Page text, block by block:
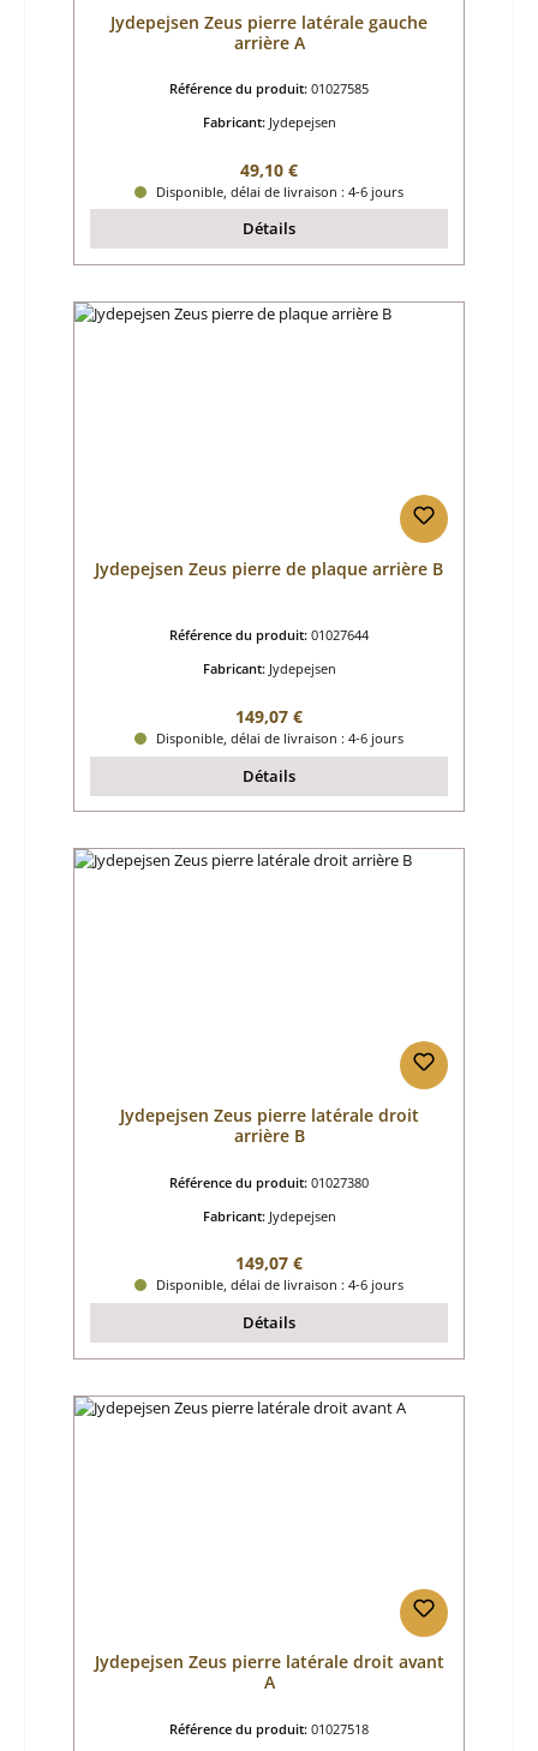
Jydepejsen Zeus pierre latérale gauche
arrière A
Référence du produit: 01027585
Fabricant: Jydepejsen
Prix régulier :
49,10 €
Disponible, délai de livraison : 4-6 jours
Détails
Jydepejsen Zeus pierre de plaque arrière B
Référence du produit: 01027644
Fabricant: Jydepejsen
Prix régulier :
149,07 €
Disponible, délai de livraison : 4-6 jours
Détails
Jydepejsen Zeus pierre latérale droit
arrière B
Référence du produit: 01027380
Fabricant: Jydepejsen
Prix régulier :
149,07 €
Disponible, délai de livraison : 4-6 jours
Détails
Jydepejsen Zeus pierre latérale droit avant
A
Référence du produit: 01027518